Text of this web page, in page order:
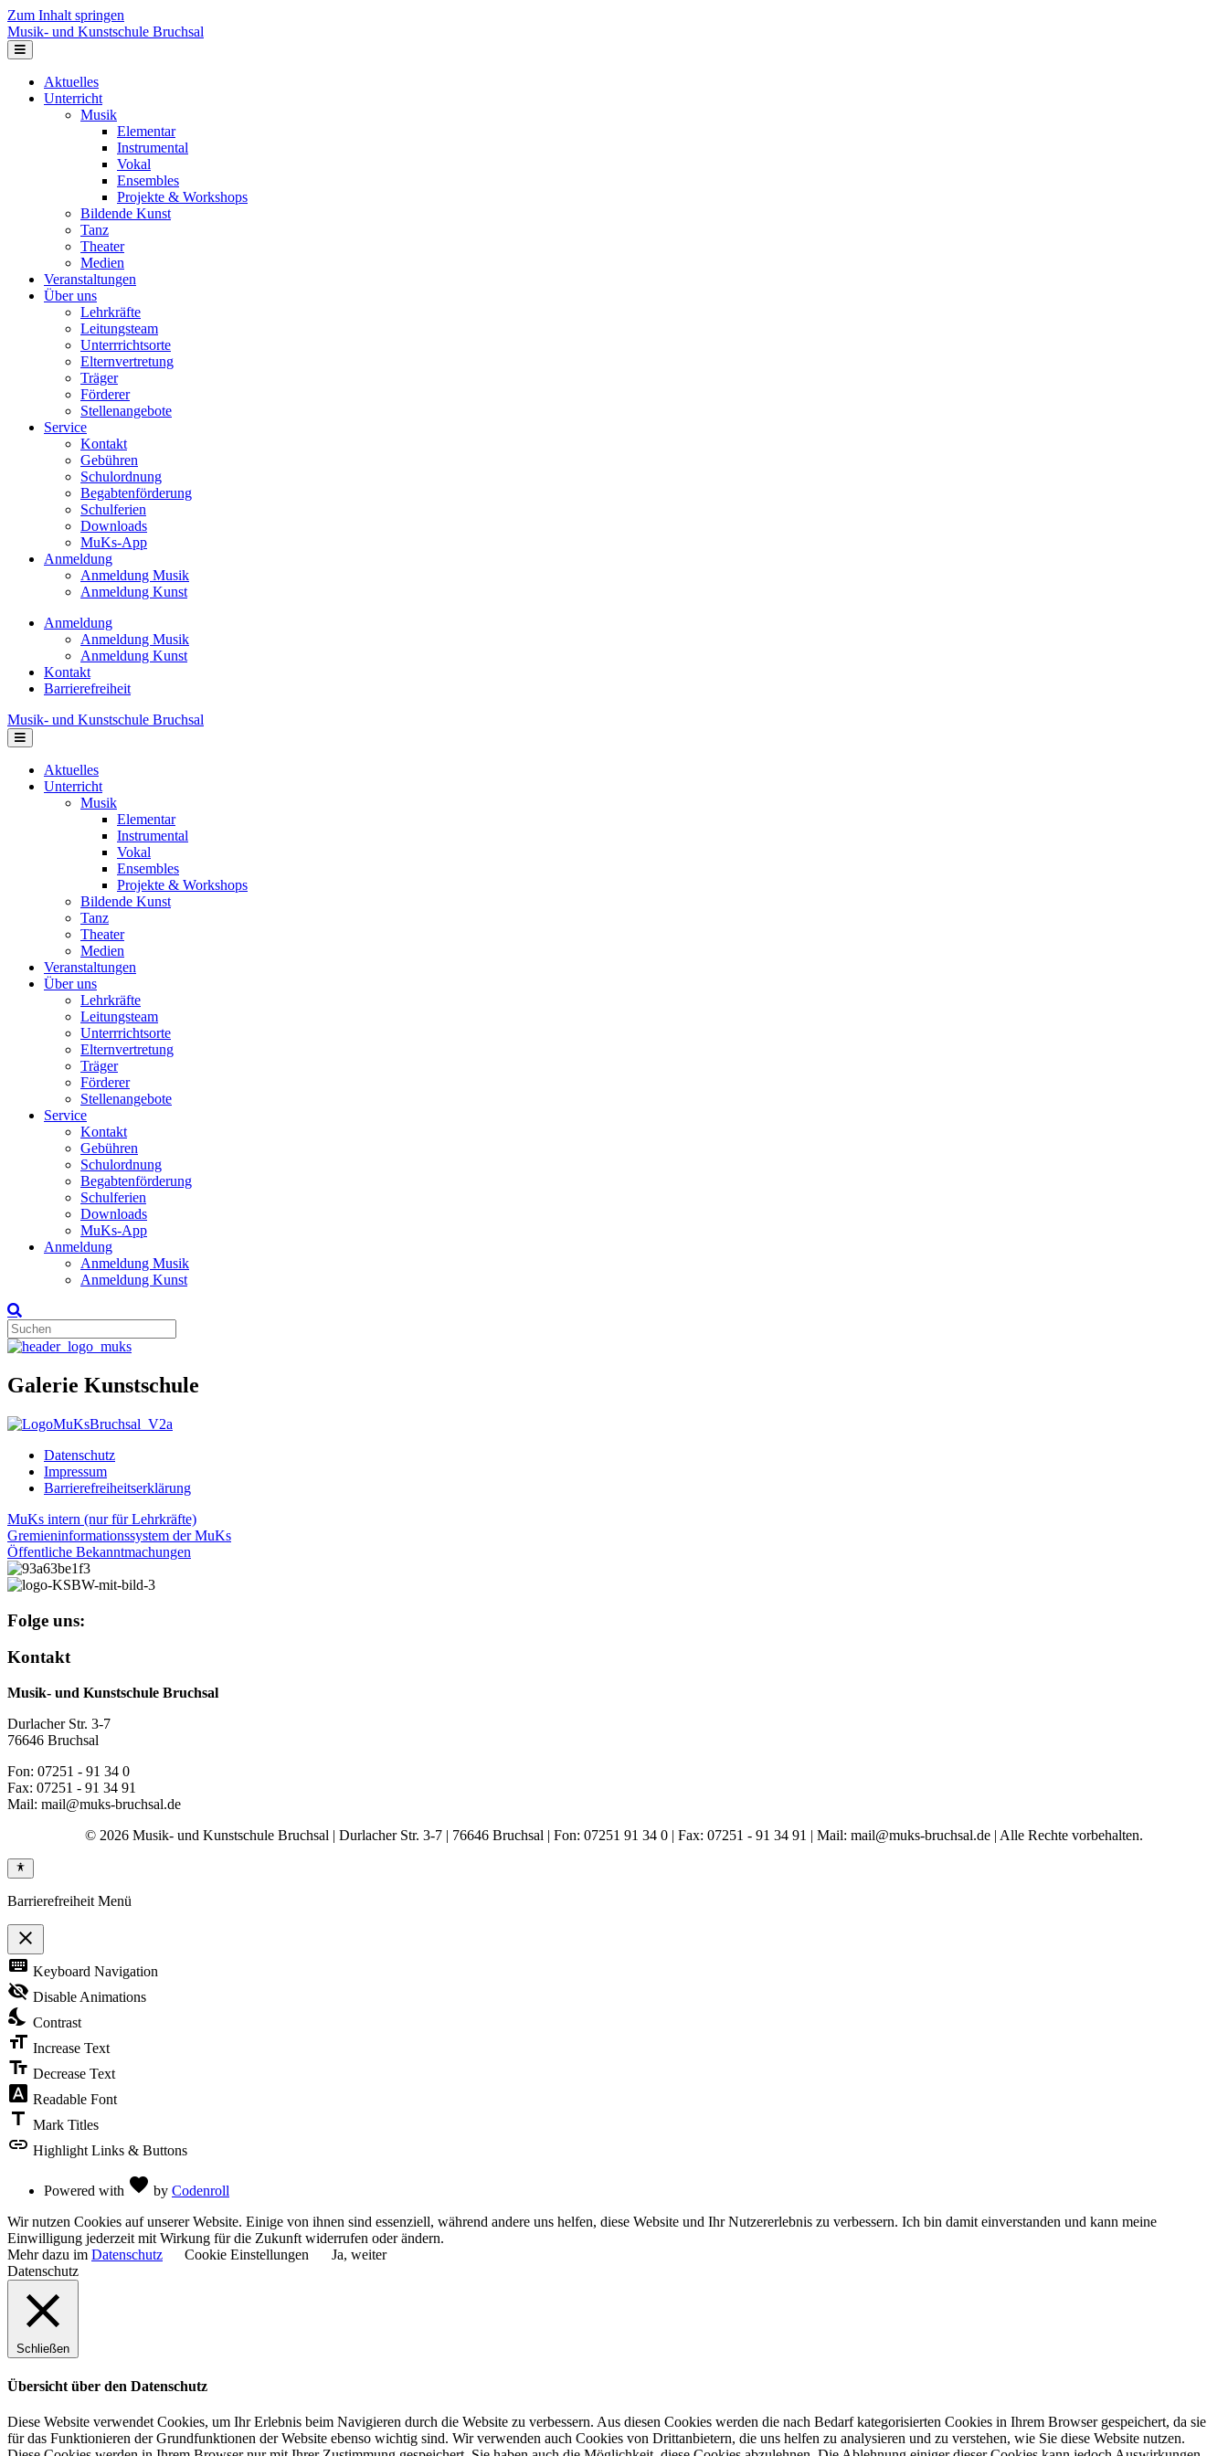
Zum Inhalt springen
Musik- und Kunstschule Bruchsal
Navigation
Aktuelles
Unterricht
Musik
Elementar
Instrumental
Vokal
Ensembles
Projekte & Workshops
Bildende Kunst
Tanz
Theater
Medien
Veranstaltungen
Über uns
Lehrkräfte
Leitungsteam
Unterrrichtsorte
Elternvertretung
Träger
Förderer
Stellenangebote
Service
Kontakt
Gebühren
Schulordnung
Begabtenförderung
Schulferien
Downloads
MuKs-App
Anmeldung
Anmeldung Musik
Anmeldung Kunst
Anmeldung
Anmeldung Musik
Anmeldung Kunst
Kontakt
Barrierefreiheit
Musik- und Kunstschule Bruchsal
Navigation
Aktuelles
Unterricht
Musik
Elementar
Instrumental
Vokal
Ensembles
Projekte & Workshops
Bildende Kunst
Tanz
Theater
Medien
Veranstaltungen
Über uns
Lehrkräfte
Leitungsteam
Unterrrichtsorte
Elternvertretung
Träger
Förderer
Stellenangebote
Service
Kontakt
Gebühren
Schulordnung
Begabtenförderung
Schulferien
Downloads
MuKs-App
Anmeldung
Anmeldung Musik
Anmeldung Kunst
Galerie Kunstschule
Datenschutz
Impressum
Barrierefreiheitserklärung
MuKs intern (nur für Lehrkräfte)
Gremieninformationssystem der MuKs
Öffentliche Bekanntmachungen
Folge uns:
Kontakt
Musik- und Kunstschule Bruchsal
Durlacher Str. 3-7
76646 Bruchsal
Fon: 07251 - 91 34 0
Fax: 07251 - 91 34 91
Mail: mail@muks-bruchsal.de
© 2026 Musik- und Kunstschule Bruchsal | Durlacher Str. 3-7 | 76646 Bruchsal | Fon: 07251 91 34 0 | Fax: 07251 - 91 34 91 | Mail: mail@muks-bruchsal.de | Alle Rechte vorbehalten.
Barrierefreiheit Menü
close
Toggle
the
visibility
of
Accessibility
Toolbar
keyboard Keyboard Navigation
visibility_off Disable Animations
nights_stay Contrast
format_size Increase Text
text_fields Decrease Text
font_download Readable Font
title Mark Titles
link Highlight Links & Buttons
Powered with favorite by Codenroll
Wir nutzen Cookies auf unserer Website. Einige von ihnen sind essenziell, während andere uns helfen, diese Website und Ihr Nutzererlebnis zu verbessern. Ich bin damit einverstanden und kann meine
Einwilligung jederzeit mit Wirkung für die Zukunft widerrufen oder ändern.
Mehr dazu im Datenschutz Cookie Einstellungen
Ja, weiter
Datenschutz
Schließen
Übersicht über den Datenschutz
Diese Website verwendet Cookies, um Ihr Erlebnis beim Navigieren durch die Website zu verbessern. Aus diesen Cookies werden die nach Bedarf kategorisierten Cookies in Ihrem Browser gespeichert, da sie
für das Funktionieren der Grundfunktionen der Website ebenso wichtig sind. Wir verwenden auch Cookies von Drittanbietern, die uns helfen zu analysieren und zu verstehen, wie Sie diese Website nutzen.